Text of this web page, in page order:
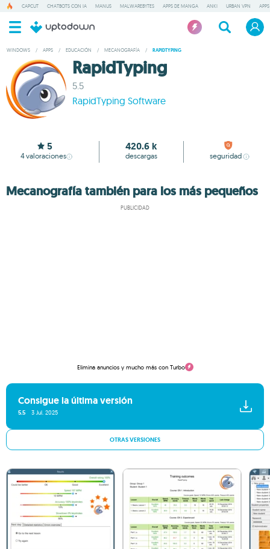
CAPCUT CHATBOTS CON IA MANUS MALWAREBYTES APPS DE MANGA ANKI URBAN VPN
WINDOWS / APPS / EDUCACIÓN / MECANOGRAFÍA / RAPIDTYPING
RapidTyping
5.5
RapidTyping Software
5
4valoraciones
420.6 k
descargas seguridad
Mecanografía también para los más pequeños
PUBLICIDAD
Elimina anuncios y mucho más con Turbo
Consigue la última versión
5.5 3 Jul. 2025
OTRAS VERSIONES